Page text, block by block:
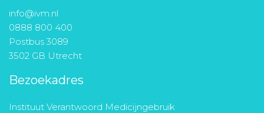
info@ivm.nl
0888 800 400
Postbus 3089
3502 GB Utrecht
Bezoekadres
Instituut Verantwoord Medicijngebruik